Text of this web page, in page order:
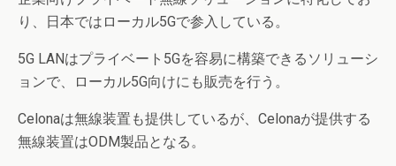
り、日本ではローカル5Gで参入している。
5G LANはプライベート5Gを容易に構築できるソリューシ
ョンで、ローカル5G向けにも販売を行う。
Celonaは無線装置も提供しているが、Celonaが提供する
無線装置はODM製品となる。